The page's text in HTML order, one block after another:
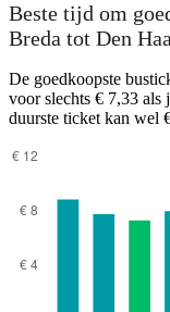
Beste tijd om
Breda tot Den
De goedkoopste
voor slechts € 7,33
duurste ticket kan wel